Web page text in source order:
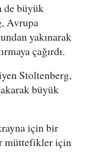
de büyük
Avrupa
yakınarak
çağırdı.
Stoltenberg,
büyük
için bir
müttefikler için